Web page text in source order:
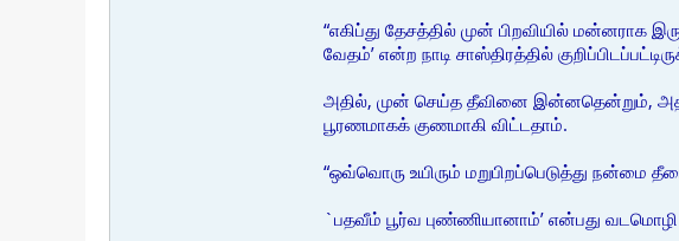
“எகிப்து தேசத்தில் முன் பிறவியில் மன்னராக
வேதம்’ என்ற நாடி சாஸ்திரத்தில்
அதில், முன் செய்த தீவினை இன்னதென்றும்,
பூரணமாகக் குணமாகி விட்டதாம்.
“ஒவ்வொரு உயிரும் மறுபிறப்பெடுத்து நன்மை
`பதவீம் பூர்வ புண்ணியானாம்’ என்பது